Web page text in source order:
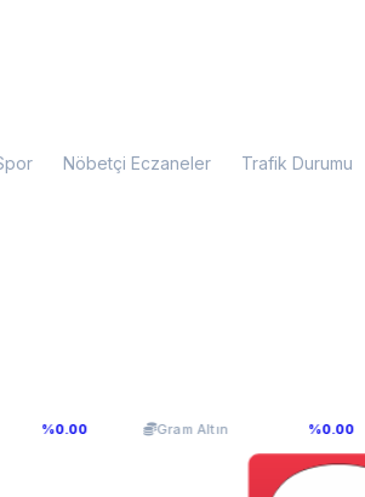
Nöbetçi Eczaneler Trafik Durumu
Gram Altın5.991,33